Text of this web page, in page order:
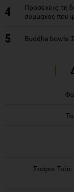
4
Προσέχεις τη
σύμμαχος που
5 Buddha bowls:
Σπόροι